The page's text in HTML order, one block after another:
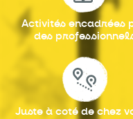
Activités encadrées
des
Juste à coté de chez